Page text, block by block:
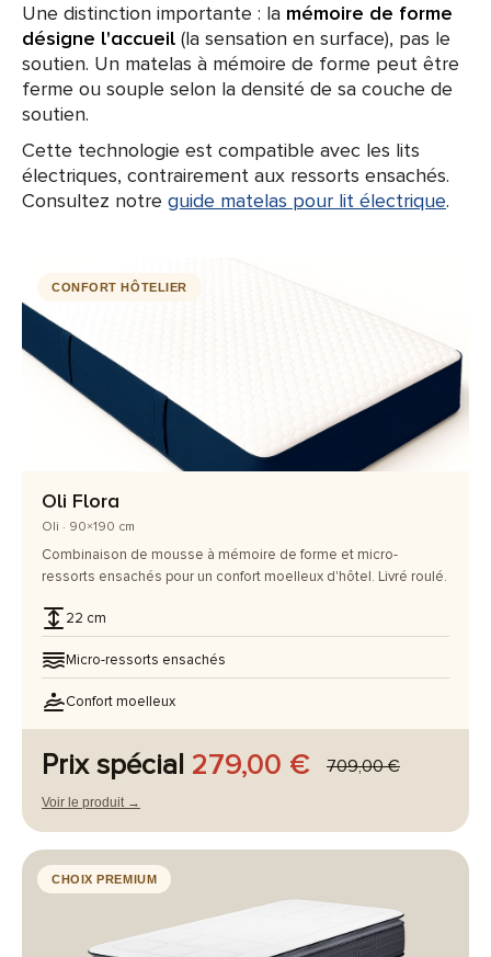
Une distinction importante : la mémoire de forme
désigne l'accueil (la sensation en surface), pas le
soutien. Un matelas à mémoire de forme peut être
ferme ou souple selon la densité de sa couche de
soutien.
Cette technologie est compatible avec les lits
électriques, contrairement aux ressorts ensachés.
Consultez notre guide matelas pour lit électrique.
CONFORT HÔTELIER
Oli Flora
Oli · 90×190 cm
Combinaison de mousse à mémoire de forme et micro-
ressorts ensachés pour un confort moelleux d'hôtel. Livré roulé.
22 cm
Micro-ressorts ensachés
Confort moelleux
Prix spécial 279,00 € 709,00 €
Voir le produit →
CHOIX PREMIUM